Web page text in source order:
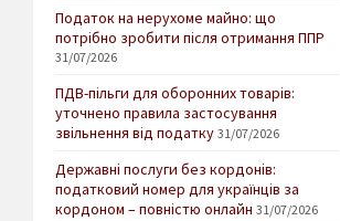
Податок на нерухоме майно: що
потрібно зробити після отримання ППР
31/07/2026
ПДВ-пільги для оборонних товарів:
уточнено правила застосування
звільнення від податку 31/07/2026
Державні послуги без кордонів:
податковий номер для українців за
кордоном – повністю онлайн 31/07/2026